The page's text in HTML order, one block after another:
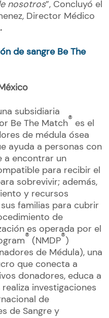
nosotros”, Concluyó el
, Director Médico
de sangre Be The
subsidiaria
Be The Match® es el
de médula ósea
ayuda a personas con
a encontrar un
para recibir el
sobrevivir; además,
y recursos
familias para cubrir
de
es operada por el
®(NMDP®)
de Médula), una
que conecta a
donadores, educa a
investigaciones
de
de Sangre y